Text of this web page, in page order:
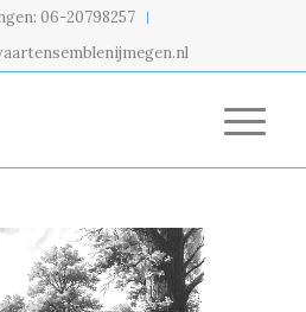
06-20798257